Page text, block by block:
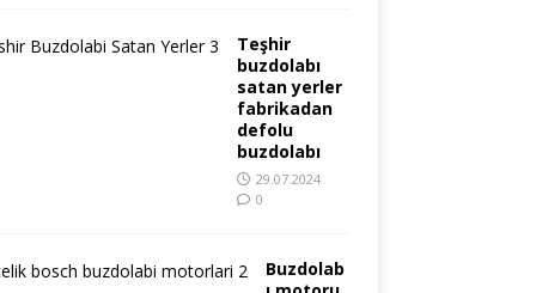
Teşhir
buzdolabı
satan yerler
fabrikadan
defolu
buzdolabı
29.07.2024
0
Buzdolab